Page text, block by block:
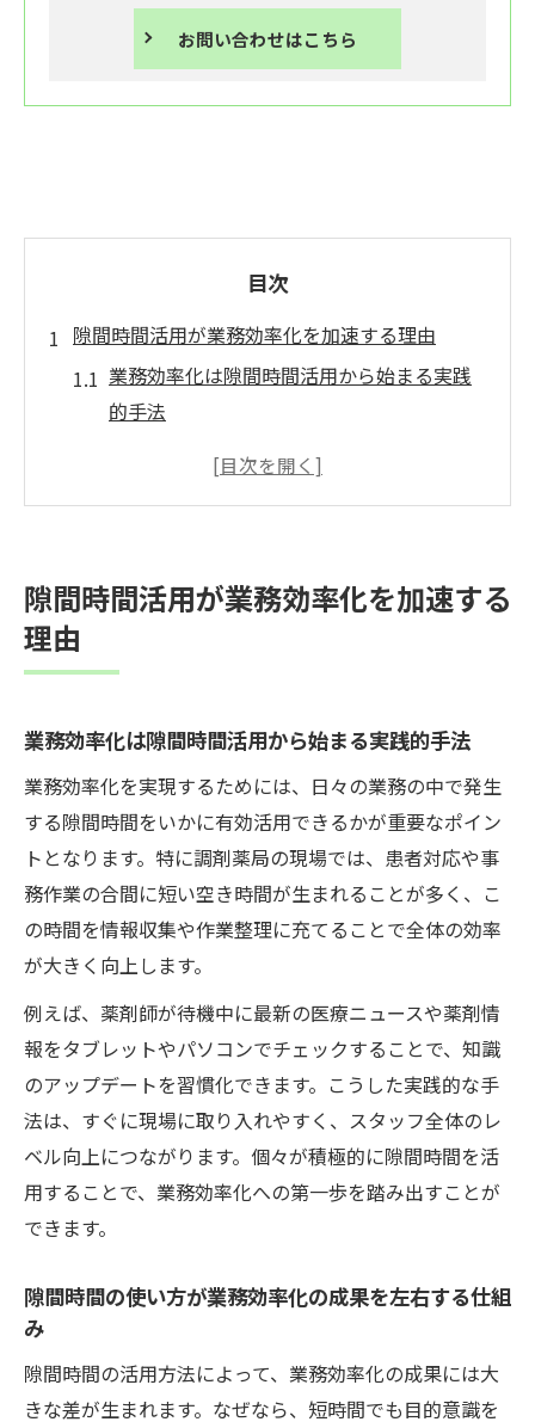
お問い合わせはこちら
目次
隙間時間活用が業務効率化を加速する理由
業務効率化は隙間時間活用から始まる実践
的手法
隙間時間の使い方が業務効率化の成果を左
右する仕組み
業務効率化に直結する隙間時間の効果的な
隙間時間が業務効率化を促進する理由とそ
業務効率化ならスキマ時間の使い方がカギ
業務効率化を進めるスキマ時間の有効な使
い方
スキマ時間の活用が業務効率化成功の決め
手となる理由
業務効率化を叶えるスキマ時間やることリ
業務効率化を支えるスキマ時間の時間管理
法
スキマ時間活用による業務効率化の事例紹
介
情報収集で隙間時間を有効活用するコツ
隙間時間で業務効率化を実現する情報チェ
業務効率化視点での隙間時間情報収集のポ
イント
隙間時間活用が業務効率化を加速する
理由
業務効率化は隙間時間活用から始まる実践的手法
業務効率化を実現するためには、日々の業務の中で発生
する隙間時間をいかに有効活用できるかが重要なポイン
トとなります。特に調剤薬局の現場では、患者対応や事
務作業の合間に短い空き時間が生まれることが多く、こ
の時間を情報収集や作業整理に充てることで全体の効率
が大きく向上します。
例えば、薬剤師が待機中に最新の医療ニュースや薬剤情
報をタブレットやパソコンでチェックすることで、知識
のアップデートを習慣化できます。こうした実践的な手
法は、すぐに現場に取り入れやすく、スタッフ全体のレ
ベル向上につながります。個々が積極的に隙間時間を活
用することで、業務効率化への第一歩を踏み出すことが
できます。
隙間時間の使い方が業務効率化の成果を左右する仕組
み
隙間時間の活用方法によって、業務効率化の成果には大
きな差が生まれます。なぜなら、短時間でも目的意識を